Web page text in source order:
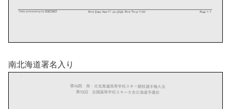
南北海道署名入り